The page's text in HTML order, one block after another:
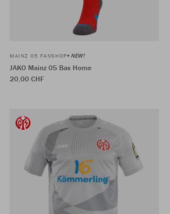
MAINZ 05 FANSHOP NEW!
JAKO Mainz 05 Bas Home
20,00 CHF